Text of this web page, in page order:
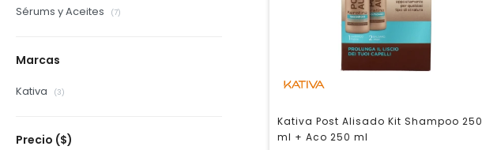
Kativa Post Alisado Kit Shampoo 250
ml + Aco 250 ml
Sérums y Aceites (7)
Marcas
Kativa (3)
Precio ($)